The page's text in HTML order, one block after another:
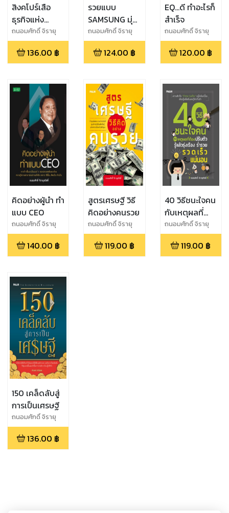
สิงคโปร์เสือ
ธุรกิจแห่ง
อาเซียน
ถนอมศักดิ์ จิรายุ
สวัสดิ์
136.00 ฿
รวยแบบ
SAMSUNG มุ่ง
สร้างแบรนด์
ถนอมศักดิ์ จิรายุ
สวัสดิ์
124.00 ฿
EQ...ดี ทำอะไรก็
สำเร็จ
ถนอมศักดิ์ จิรายุ
สวัสดิ์
120.00 ฿
คิดอย่างผู้นำ ทำ
แบบ CEO
ถนอมศักดิ์ จิรายุ
สวัสดิ์
140.00 ฿
สูตรเศรษฐี วิธี
คิดอย่างคนรวย
ถนอมศักดิ์ จิรายุ
สวัสดิ์
119.00 ฿
40 วิธีชนะใจคน
กับเหตุผลที่
ต้องปรับตัว รู้
แล้วรุ่งเรือง
ร่ำรวยรวดเร็ว
ถนอมศักดิ์ จิรายุ
สวัสดิ์
119.00 ฿
150 เคล็ดลับสู่
การเป็นเศรษฐี
ถนอมศักดิ์ จิรายุ
สวัสดิ์
136.00 ฿